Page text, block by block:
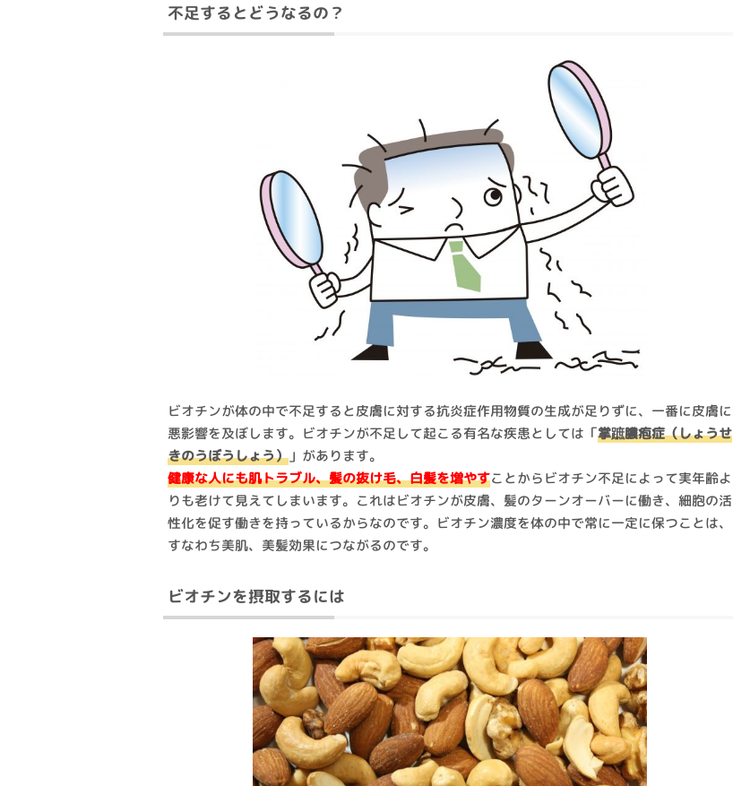
不足するとどうなるの？
ビオチンが体の中で不足すると皮膚に対する抗炎症作用物質の生成が足りずに、一番に皮膚に
悪影響を及ぼします。ビオチンが不足して起こる有名な疾患としては「掌蹠膿疱症（しょうせ
きのうぼうしょう） 」があります。
健康な人にも肌トラブル、髪の抜け毛、白髪を増やすことからビオチン不足によって実年齢よ
りも老けて見えてしまいます。これはビオチンが皮膚、髪のターンオーバーに働き、細胞の活
性化を促す働きを持っているからなのです。ビオチン濃度を体の中で常に一定に保つことは、
すなわち美肌、美髪効果につながるのです。
ビオチンを摂取するには